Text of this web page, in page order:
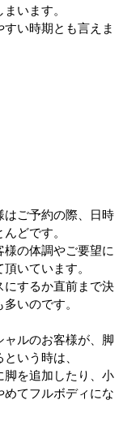
います。
い時期とも言えま
はご予約の際、日時
どです。
様の体調やご要望に
いています。
にするか直前まで決
いのです。
ャルのお客様が、脚
いう時は、
脚を追加したり、小
めてフルボディにな